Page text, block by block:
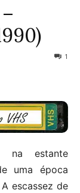
1
na estante
uma época
escassez de